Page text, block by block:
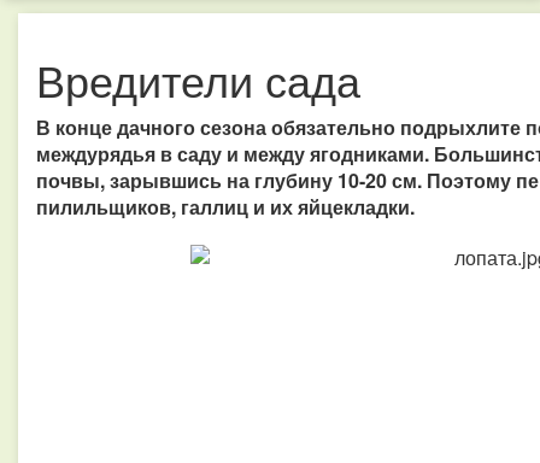
Вредители сада
В конце дачного сезона обязательно подрыхлите
междурядья в саду и между ягодниками.
почвы, зарывшись на глубину 10-20 см. Поэтому
пилильщиков, галлиц и их яйцекладки.